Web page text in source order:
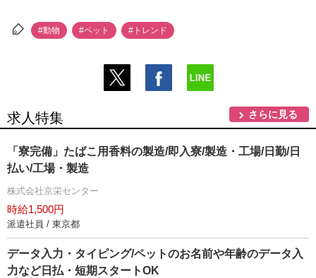
#動物 #ペット #トレンド
求人特集 さらに見る
「寮完備」たばこ用香料の製造/即入寮/製造・工場/日勤/日
払い/工場・製造
株式会社京栄センター
時給1,500円
派遣社員 / 東京都
データ入力・タイピング/ペットのお名前や年齢のデータ入
力など日払・短期スタートOK